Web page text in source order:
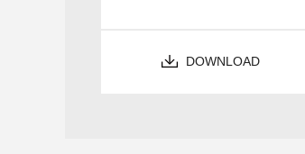
DOWNLOAD